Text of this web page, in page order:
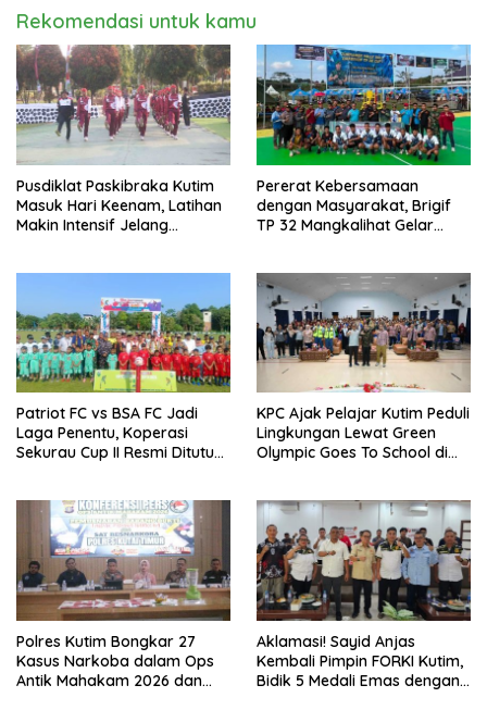
Rekomendasi untuk kamu
Pusdiklat Paskibraka Kutim
Masuk Hari Keenam, Latihan
Makin Intensif Jelang
Pererat Kebersamaan
dengan Masyarakat, Brigif
TP 32 Mangkalihat Gelar
Patriot FC vs BSA FC Jadi
Laga Penentu, Koperasi
Sekurau Cup II Resmi Ditutup
KPC Ajak Pelajar Kutim Peduli
Lingkungan Lewat Green
Olympic Goes To School di
Polres Kutim Bongkar 27
Kasus Narkoba dalam Ops
Antik Mahakam 2026 dan
Aklamasi! Sayid Anjas
Kembali Pimpin FORKI Kutim,
Bidik 5 Medali Emas dengan